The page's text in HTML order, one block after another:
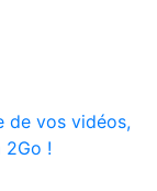
de vos vidéos,
2Go !